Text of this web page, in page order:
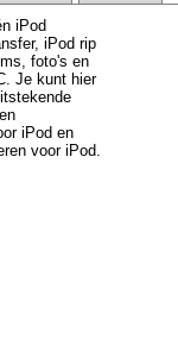
iPod
iPod rip
foto's en
Je kunt hier
iPod en
voor iPod.